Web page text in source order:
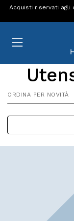
Acquisti riservati
ORDINA PER NOVITÀ